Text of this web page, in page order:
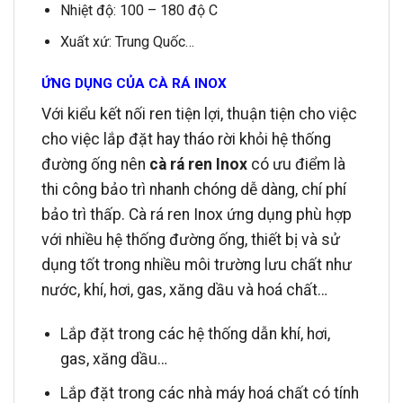
Nhiệt độ: 100 – 180 độ C
Xuất xứ: Trung Quốc…
ỨNG DỤNG CỦA CÀ RÁ INOX
Với kiểu kết nối ren tiện lợi, thuận tiện cho việc
cho việc lắp đặt hay tháo rời khỏi hệ thống
đường ống nên cà rá ren Inox có ưu điểm là
thi công bảo trì nhanh chóng dễ dàng, chí phí
bảo trì thấp. Cà rá ren Inox ứng dụng phù hợp
với nhiều hệ thống đường ống, thiết bị và sử
dụng tốt trong nhiều môi trường lưu chất như
nước, khí, hơi, gas, xăng dầu và hoá chất…
Lắp đặt trong các hệ thống dẫn khí, hơi,
gas, xăng dầu…
Lắp đặt trong các nhà máy hoá chất có tính